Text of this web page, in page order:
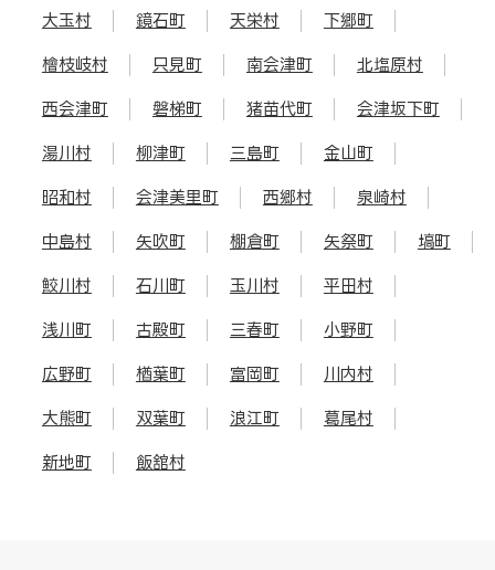
大玉村 鏡石町 天栄村 下郷町
檜枝岐村 只見町 南会津町 北塩原村
西会津町 磐梯町 猪苗代町 会津坂下町
湯川村 柳津町 三島町 金山町
昭和村 会津美里町 西郷村 泉崎村
中島村 矢吹町 棚倉町 矢祭町 塙町
鮫川村 石川町 玉川村 平田村
浅川町 古殿町 三春町 小野町
広野町 楢葉町 富岡町 川内村
大熊町 双葉町 浪江町 葛尾村
新地町 飯舘村